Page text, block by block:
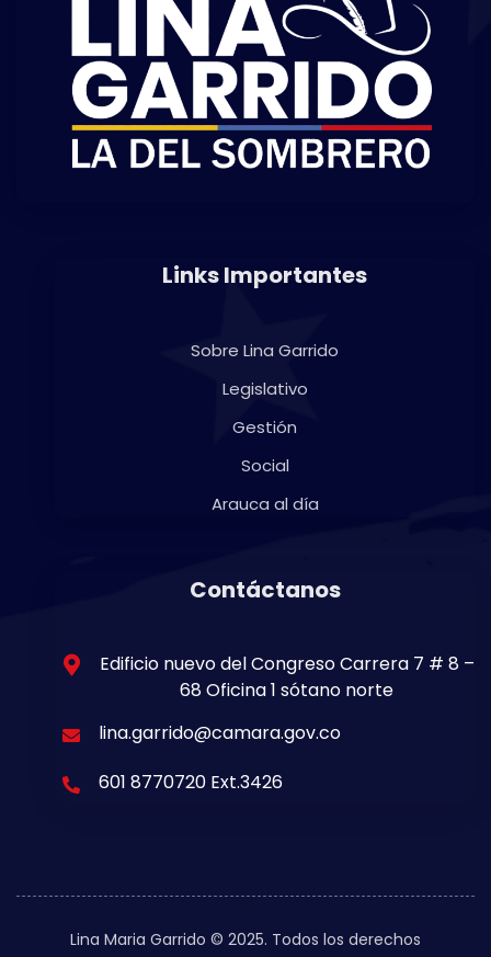
Links Importantes
Sobre Lina Garrido
Legislativo
Gestión
Social
Arauca al día
Contáctanos
Edificio nuevo del Congreso Carrera 7 # 8 –
68 Oficina 1 sótano norte
lina.garrido@camara.gov.co
601 8770720 Ext.3426
Lina Maria Garrido © 2025. Todos los derechos